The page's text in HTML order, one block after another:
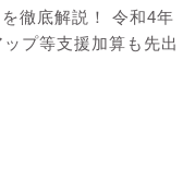
徹底解説！ 令和4年
プ等支援加算も先出